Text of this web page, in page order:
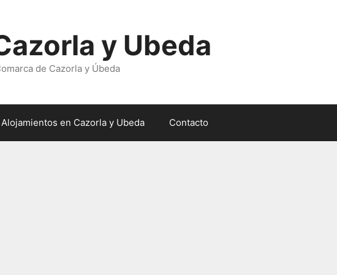
y Ubeda
de Cazorla y Úbeda
Alojamientos en Cazorla y Ubeda Contacto